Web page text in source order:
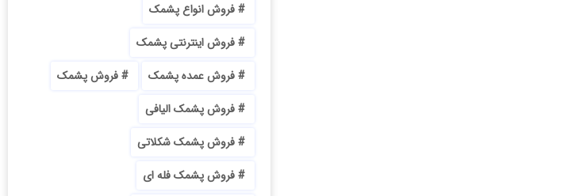
فروش انواع پشمک
فروش اینترنتی پشمک
فروش عمده پشمک
فروش پشمک
فروش پشمک الیافی
فروش پشمک شکلاتی
فروش پشمک فله ای